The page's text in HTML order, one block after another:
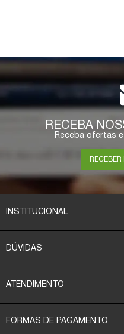
RECEBA
Receba ofertas
INSTITUCIONAL
DÚVIDAS
ATENDIMENTO
FORMAS DE PAGAMENTO